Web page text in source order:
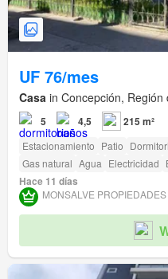
UF 76/mes
Casa in Concepción, Región
5 4,5 215 m²
Estacionamiento Patio
Gas natural Agua Electricidad
Hace 11 días
MONSALVE PROPIEDADES